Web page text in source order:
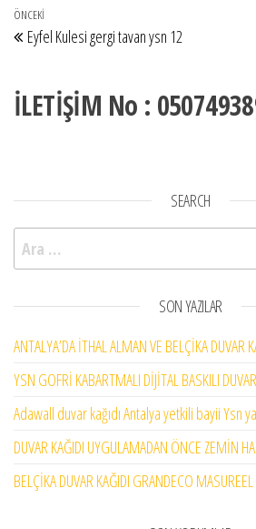
Yazı gezinmesi
Önceki Yazı
ÖNCEKI
Eyfel Kulesi gergi tavan ysn 12
İLETİŞİM No :
SEARCH
Arama:
SON YAZILAR
ANTALYA’DA İTHAL ALMAN VE BELÇİKA DUVAR
YSN GOFRİ KABARTMALI DİJİTAL BASKILI
Adawall duvar kağıdı Antalya yetkili bayii Ysn
DUVAR KAĞIDI UYGULAMADAN ÖNCE ZEMİN
BELÇİKA DUVAR KAĞIDI GRANDECO